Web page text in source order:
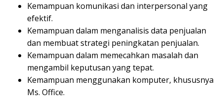
Kemampuan komunikasi dan interpersonal yang
efektif.
Kemampuan dalam menganalisis data penjualan
dan membuat strategi peningkatan penjualan.
Kemampuan dalam memecahkan masalah dan
mengambil keputusan yang tepat.
Kemampuan menggunakan komputer, khususnya
Ms. Office.